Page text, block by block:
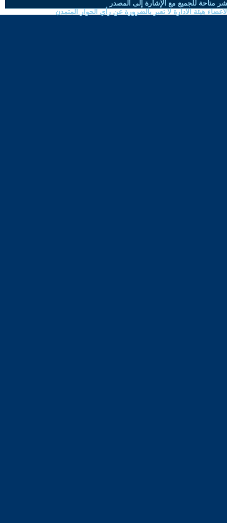
متاحة للجميع مع الإشارة إلى المصدر
هيئة الادارة لا تعبر بالضرورة عن رأي الحوار المتمدن